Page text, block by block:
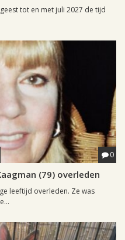
tot en met juli 2027 de tijd
0
(79) overleden
leeftijd overleden. Ze was